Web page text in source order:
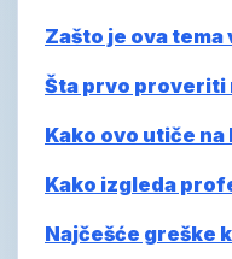
Zašto je ova tema
Šta prvo proveriti
Kako ovo utiče
Kako izgleda
Najčešće greške